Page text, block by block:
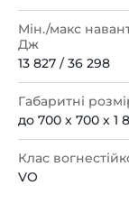
Мін./макс
Дж
13 827 / 36 298
Габаритні
до 700 х 700 х 1
Клас
VO